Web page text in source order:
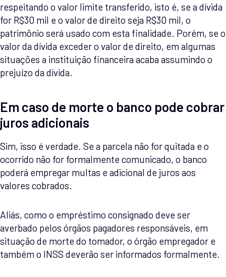
respeitando o valor limite transferido, isto é, se a dívida
for R$30 mil e o valor de direito seja R$30 mil, o
patrimônio será usado com esta finalidade. Porém, se o
valor da dívida exceder o valor de direito, em algumas
situações a instituição financeira acaba assumindo o
prejuízo da dívida.
Em caso de morte o banco pode cobrar
juros adicionais
Sim, isso é verdade. Se a parcela não for quitada e o
ocorrido não for formalmente comunicado, o banco
poderá empregar multas e adicional de juros aos
valores cobrados.
Aliás, como o empréstimo consignado deve ser
averbado pelos órgãos pagadores responsáveis, em
situação de morte do tomador, o órgão empregador e
também o INSS deverão ser informados formalmente.